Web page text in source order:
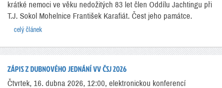
krátké nemoci ve věku nedožitých 83 let člen Oddílu Jachtingu při
T.J. Sokol Mohelnice František Karafiát. Čest jeho památce.
celý článek
ZÁPIS Z DUBNOVÉHO JEDNÁNÍ VV ČSJ 2026
Čtvrtek, 16. dubna 2026, 12:00, elektronickou konferencí